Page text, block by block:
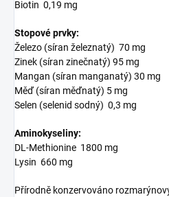
Biotin 0,19 mg
Stopové prvky:
Železo (síran železnatý) 70 mg
Zinek (síran zinečnatý) 95 mg
Mangan (síran manganatý) 30 mg
Měď (síran měďnatý) 5 mg
Selen (selenid sodný) 0,3 mg
Aminokyseliny:
DL-Methionine 1800 mg
Lysin 660 mg
Přírodně konzervováno